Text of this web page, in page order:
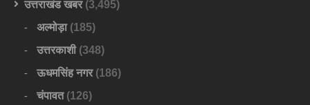
उत्तराखंड खबर(3,495)
अल्मोड़ा(185)
उत्तरकाशी(348)
ऊधमसिंह नगर(186)
चंपावत(126)